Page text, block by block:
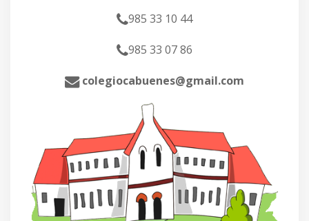
985 33 10 44
985 33 07 86
colegiocabuenes@gmail.com